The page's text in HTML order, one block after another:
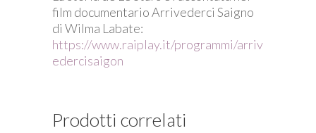
film documentario Arrivederci Saigno
di Wilma Labate:
https://www.raiplay.it/programmi/arriv
edercisaigon
Prodotti correlati